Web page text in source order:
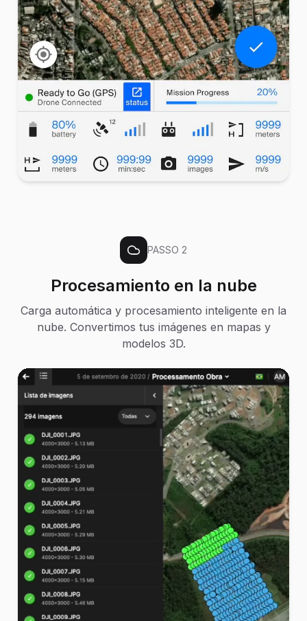
PASSO 2
Procesamiento en la nube
Carga automática y procesamiento inteligente en la
nube. Convertimos tus imágenes en mapas y
modelos 3D.